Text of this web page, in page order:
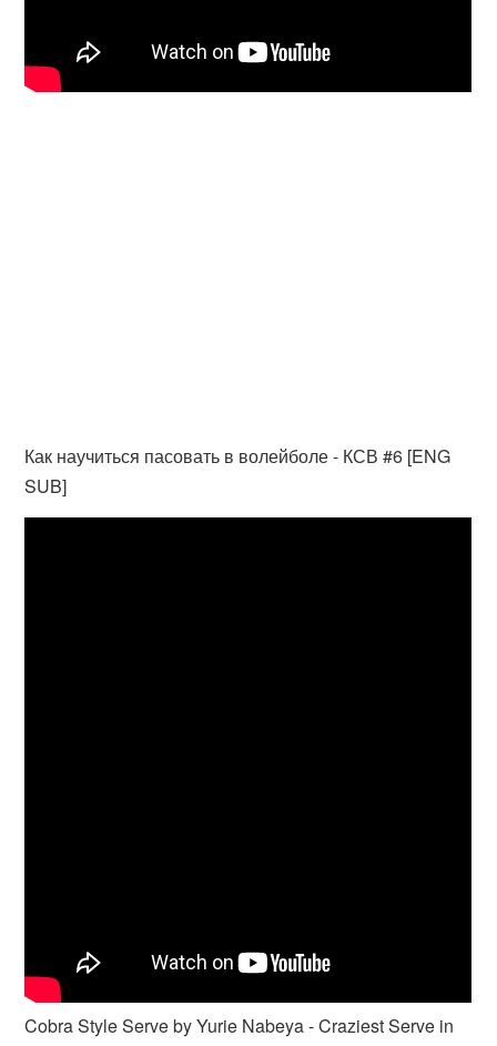
Как научиться пасовать в волейболе - КСВ #6 [ENG
SUB]
Cobra Style Serve by Yurie Nabeya - Craziest Serve in